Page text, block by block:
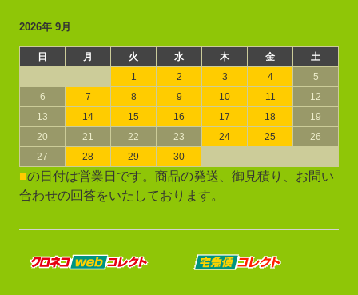
2026年 9月
日 月 火 水 木 金
土
1
2 3 4
5
6
7 8 9 10 11
12
13
14 15 16 17 18
19
20
21 22 23 24 25
26
27
28 29 30
■の日付は営業日です。商品の発送、御見積り、お問い
合わせの回答をいたしております。